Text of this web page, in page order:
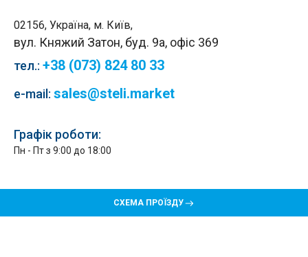
02156, Україна, м. Київ,
вул. Княжий Затон, буд. 9а, офіс 369
тел.: +38 (073) 824 80 33
e-mail: sales@steli.market
Графік роботи:
Пн - Пт з 9:00 до 18:00
СХЕМА ПРОЇЗДУ